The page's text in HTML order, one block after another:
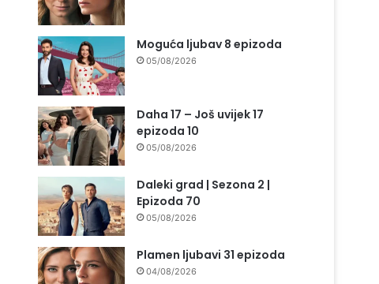
Moguća ljubav 8 epizoda
05/08/2026
Daha 17 – Još uvijek 17
epizoda 10
05/08/2026
Daleki grad | Sezona 2 |
Epizoda 70
05/08/2026
Plamen ljubavi 31 epizoda
04/08/2026